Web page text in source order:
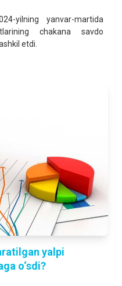
yilning yanvar-martida
chakana savdo
etdi.
yalpi
o‘sdi?